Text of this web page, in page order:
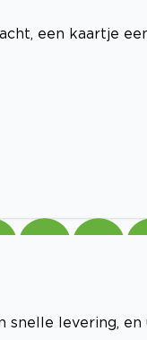
een kaartje
levering,